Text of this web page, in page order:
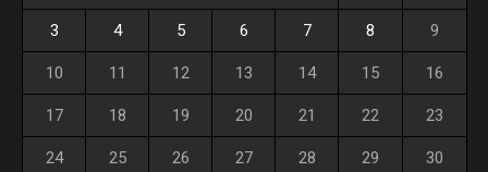
3 4 5 6 7 8 9
10 11 12 13 14 15 16
17 18 19 20 21 22 23
24 25 26 27 28 29 30